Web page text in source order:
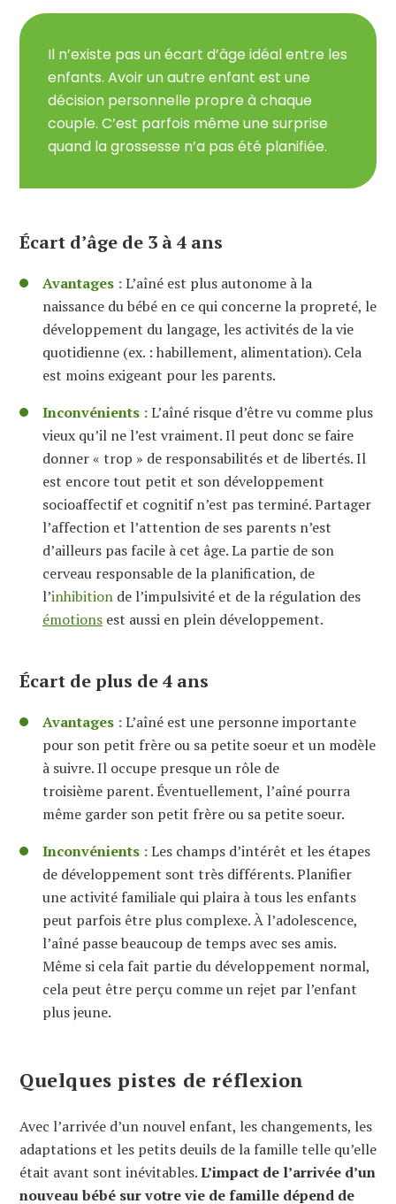
Il n’existe pas un écart d’âge idéal entre les
enfants. Avoir un autre enfant est une
décision personnelle propre à chaque
couple. C’est parfois même une surprise
quand la grossesse n’a pas été planifiée.
Écart d’âge de 3 à 4 ans
Avantages :L’aîné est plus autonome à la
naissance du bébé en ce qui concerne la propreté, le
développement du langage, les activités de la vie
quotidienne (ex. : habillement, alimentation). Cela
est moins exigeant pour les parents.
Inconvénients :L’aîné risque d’être vu comme plus
vieux qu’il ne l’est vraiment. Il peut donc se faire
donner « trop » de responsabilités et de libertés. Il
est encore tout petit et son développement
socioaffectif et cognitif n’est pas terminé. Partager
l’affection et l’attention de ses parents n’est
d’ailleurs pas facile à cet âge. La partie de son
cerveau responsable de la planification, de
l’inhibition de l’impulsivité et de la régulation des
émotions est aussi en plein développement.
Écart de plus de 4 ans
Avantages :L’aîné est une personne importante
pour son petit frère ou sa petite soeur et un modèle
à suivre. Il occupe presque un rôle de
troisième parent. Éventuellement, l’aîné pourra
même garder son petit frère ou sa petite soeur.
Inconvénients :Les champs d’intérêt et les étapes
de développement sont très différents. Planifier
une activité familiale qui plaira à tous les enfants
peut parfois être plus complexe. À l’adolescence,
l’aîné passe beaucoup de temps avec ses amis.
Même si cela fait partie du développement normal,
cela peut être perçu comme un rejet par l’enfant
plus jeune.
Quelques pistes de réflexion
Avec l’arrivée d’un nouvel enfant, les changements, les
adaptations et les petits deuils de la famille telle qu’elle
était avant sont inévitables.L’impact de l’arrivée d’un
nouveau bébé sur votre vie de famille dépend de